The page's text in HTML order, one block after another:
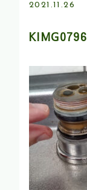
2021.11.26
KIMG0796